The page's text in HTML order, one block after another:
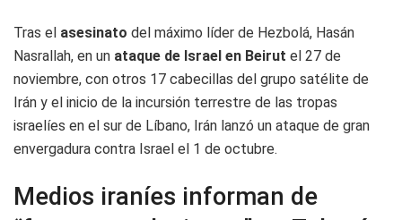
Tras el asesinato del máximo líder de Hezbolá, Hasán
Nasrallah, en un ataque de Israel en Beirut el 27 de
noviembre, con otros 17 cabecillas del grupo satélite de
Irán y el inicio de la incursión terrestre de las tropas
israelíes en el sur de Líbano, Irán lanzó un ataque de gran
envergadura contra Israel el 1 de octubre.
Medios iraníes informan de